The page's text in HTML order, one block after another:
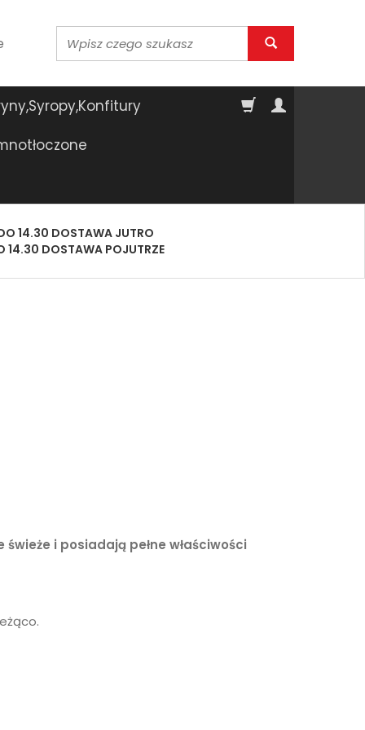
14.30 DOSTAWA JUTRO
14.30 DOSTAWA POJUTRZE
i posiadają pełne właściwości